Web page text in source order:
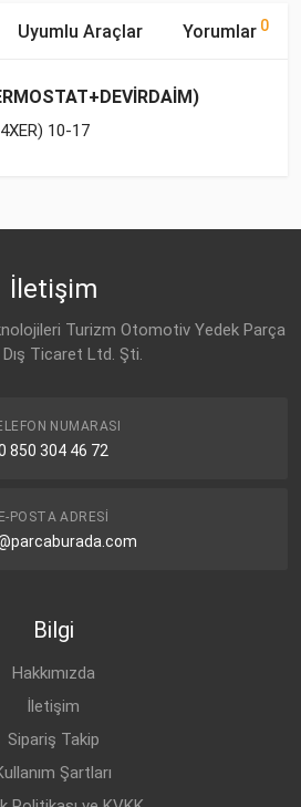
Uyumlu Araçlar Yorumlar 0
10-17
İletişim
Turizm Otomotiv Yedek Parça
Ticaret Ltd. Şti.
NUMARASI
850 304 46 72
E-POSTA ADRESI
Bilgi
Hakkımızda
İletişim
Sipariş Takip
Şartları